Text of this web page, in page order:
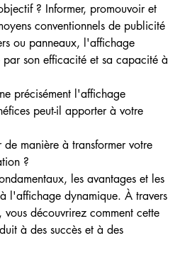
? Informer, promouvoir et
conventionnels de publicité
ou panneaux, l'affichage
son efficacité et sa capacité à
précisément l'affichage
peut-il apporter à votre
manière à transformer votre
?
les avantages et les
l'affichage dynamique. À travers
vous découvrirez comment cette
à des succès et à des